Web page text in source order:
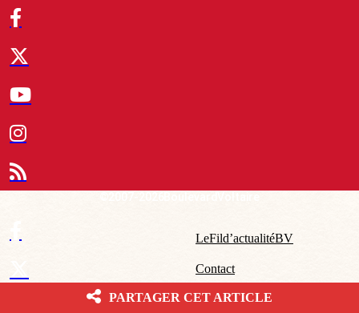
Le Fil d’actualité BV
Contact
Qui sommes-nous ?
PARTAGER CET ARTICLE